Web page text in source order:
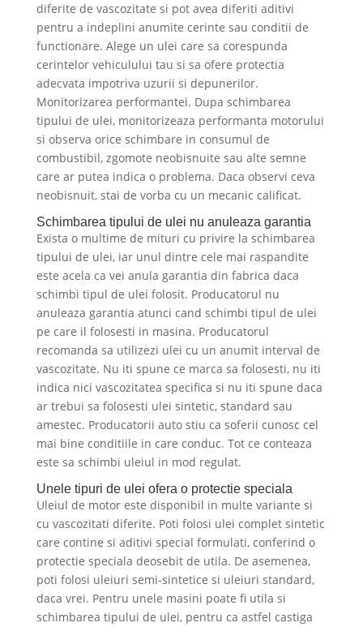
diferite de vascozitate si pot avea diferiti aditivi
pentru a indeplini anumite cerinte sau conditii de
functionare. Alege un ulei care sa corespunda
cerintelor vehiculului tau si sa ofere protectia
adecvata impotriva uzurii si depunerilor.
Monitorizarea performantei. Dupa schimbarea
tipului de ulei, monitorizeaza performanta motorului
si observa orice schimbare in consumul de
combustibil, zgomote neobisnuite sau alte semne
care ar putea indica o problema. Daca observi ceva
neobisnuit, stai de vorba cu un mecanic calificat.
Schimbarea tipului de ulei nu anuleaza garantia
Exista o multime de mituri cu privire la schimbarea
tipului de ulei, iar unul dintre cele mai raspandite
este acela ca vei anula garantia din fabrica daca
schimbi tipul de ulei folosit. Producatorul nu
anuleaza garantia atunci cand schimbi tipul de ulei
pe care il folosesti in masina. Producatorul
recomanda sa utilizezi ulei cu un anumit interval de
vascozitate. Nu iti spune ce marca sa folosesti, nu iti
indica nici vascozitatea specifica si nu iti spune daca
ar trebui sa folosesti ulei sintetic, standard sau
amestec. Producatorii auto stiu ca soferii cunosc cel
mai bine conditiile in care conduc. Tot ce conteaza
este sa schimbi uleiul in mod regulat.
Unele tipuri de ulei ofera o protectie speciala
Uleiul de motor este disponibil in multe variante si
cu vascozitati diferite. Poti folosi ulei complet sintetic
care contine si aditivi special formulati, conferind o
protectie speciala deosebit de utila. De asemenea,
poti folosi uleiuri semi-sintetice si uleiuri standard,
daca vrei. Pentru unele masini poate fi utila si
schimbarea tipului de ulei, pentru ca astfel castiga